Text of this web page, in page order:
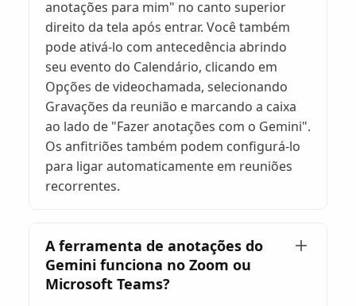
anotações para mim" no canto superior
direito da tela após entrar. Você também
pode ativá-lo com antecedência abrindo
seu evento do Calendário, clicando em
Opções de videochamada, selecionando
Gravações da reunião e marcando a caixa
ao lado de "Fazer anotações com o Gemini".
Os anfitriões também podem configurá-lo
para ligar automaticamente em reuniões
recorrentes.
A ferramenta de anotações do
Gemini funciona no Zoom ou
Microsoft Teams?